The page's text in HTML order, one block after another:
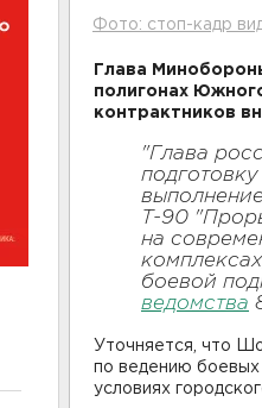
Фото: стоп-кадр
Глава
полигонах
контрактников
"Глава
Т-90
на
боевой
ведомства
Уточняется, что
по ведению боевых
условиях